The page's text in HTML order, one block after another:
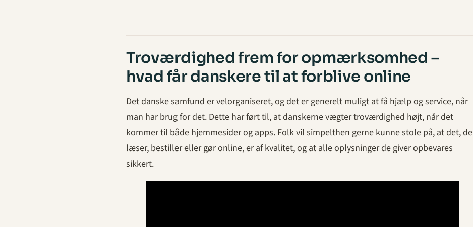
Troværdighed frem for opmærksomhed –
hvad får danskere til at forblive online
Det danske samfund er velorganiseret, og det er generelt muligt at få hjælp og service, når
man har brug for det. Dette har ført til, at danskerne vægter troværdighed højt, når det
kommer til både hjemmesider og apps. Folk vil simpelthen gerne kunne stole på, at det, de
læser, bestiller eller gør online, er af kvalitet, og at alle oplysninger de giver opbevares
sikkert.